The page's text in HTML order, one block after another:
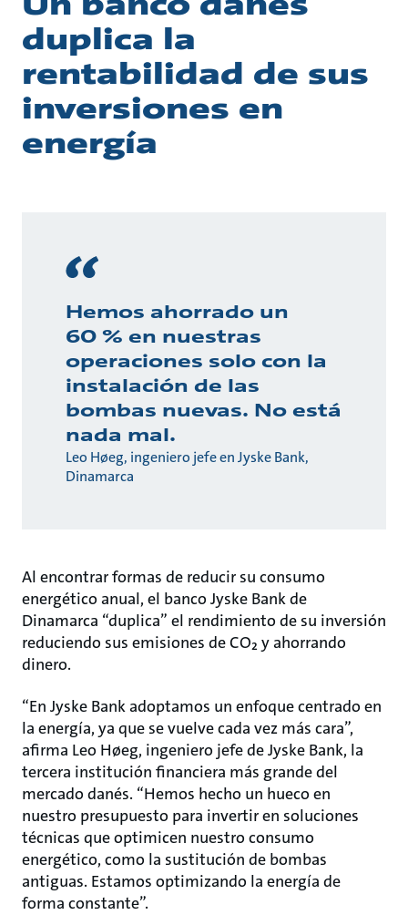
duplica la
rentabilidad de sus
inversiones en
energía
Hemos ahorrado un
60 % en nuestras
operaciones solo con la
instalación de las
bombas nuevas. No está
nada mal.
Leo Høeg, ingeniero jefe en Jyske Bank,
Dinamarca
Al encontrar formas de reducir su consumo
energético anual, el banco Jyske Bank de
Dinamarca “duplica” el rendimiento de su inversión
reduciendo sus emisiones de CO₂ y ahorrando
dinero.
“En Jyske Bank adoptamos un enfoque centrado en
la energía, ya que se vuelve cada vez más cara”,
afirma Leo Høeg, ingeniero jefe de Jyske Bank, la
tercera institución financiera más grande del
mercado danés. “Hemos hecho un hueco en
nuestro presupuesto para invertir en soluciones
técnicas que optimicen nuestro consumo
energético, como la sustitución de bombas
antiguas. Estamos optimizando la energía de
forma constante”.